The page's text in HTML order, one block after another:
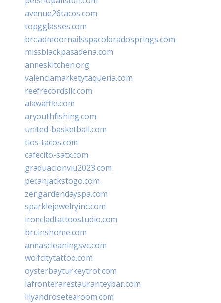
avenue26tacos.com
topgglasses.com
broadmoornailsspacoloradosprings.com
missblackpasadena.com
anneskitchen.org
valenciamarketytaqueria.com
reefrecordsllc.com
alawaffle.com
aryouthfishing.com
united-basketball.com
tios-tacos.com
cafecito-satx.com
graduacionviu2023.com
pecanjackstogo.com
zengardendayspa.com
sparklejewelryinc.com
ironcladtattoostudio.com
bruinshome.com
annascleaningsvc.com
wolfcitytattoo.com
oysterbayturkeytrot.com
lafronterarestauranteybar.com
lilyandrosetearoom.com